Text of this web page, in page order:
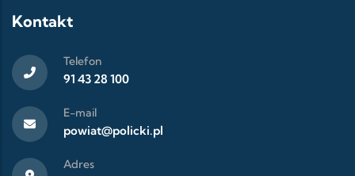
Kontakt
Telefon
91 43 28 100
E-mail
powiat@policki.pl
Adres